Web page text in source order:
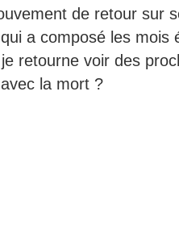
de retour sur
a composé les mois
retourne voir des
la mort ?